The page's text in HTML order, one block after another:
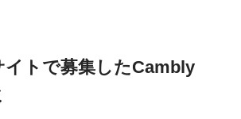
イトで募集したCambly